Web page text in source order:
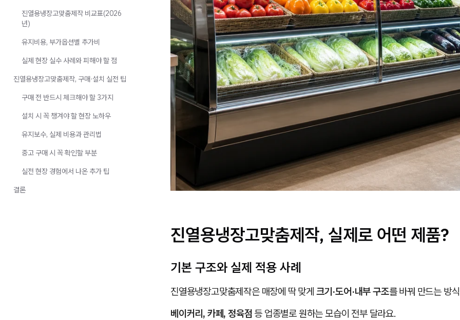
진열용냉장고맞춤제작, 실제로 어떤 제품?
기본 구조와 실제 적용 사례
진열용냉장고맞춤제작은 매장에 딱 맞게 크기·도어·내부 구조를 바꿔 만드는 방
베이커리, 카페, 정육점 등 업종별로 원하는 모습이 전부 달라요.
진열용냉장고맞춤제작 비교표(2026
년)
유지비용, 부가옵션별 추가비
실제 현장 실수 사례와 피해야 할 점
진열용냉장고맞춤제작, 구매·설치 실전 팁
구매 전 반드시 체크해야 할 3가지
설치 시 꼭 챙겨야 할 현장 노하우
유지보수, 실제 비용과 관리법
중고 구매 시 꼭 확인할 부분
실전 현장 경험에서 나온 추가 팁
결론